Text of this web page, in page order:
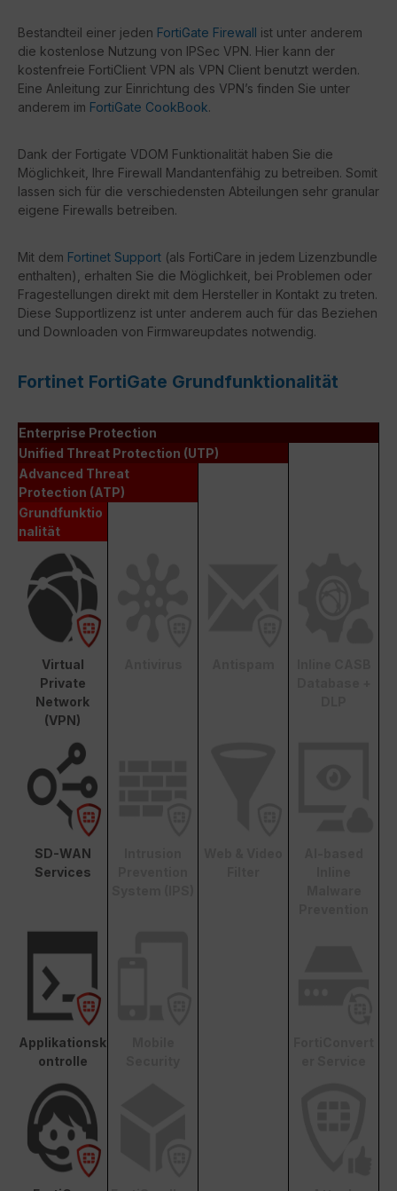
Bestandteil einer jeden FortiGate Firewall ist unter anderem
die kostenlose Nutzung von IPSec VPN. Hier kann der
kostenfreie FortiClient VPN als VPN Client benutzt werden.
Eine Anleitung zur Einrichtung des VPN’s finden Sie unter
anderem im FortiGate CookBook.
Dank der Fortigate VDOM Funktionalität haben Sie die
Möglichkeit, Ihre Firewall Mandantenfähig zu betreiben. Somit
lassen sich für die verschiedensten Abteilungen sehr granular
eigene Firewalls betreiben.
Mit dem Fortinet Support (als FortiCare in jedem Lizenzbundle
enthalten), erhalten Sie die Möglichkeit, bei Problemen oder
Fragestellungen direkt mit dem Hersteller in Kontakt zu treten.
Diese Supportlizenz ist unter anderem auch für das Beziehen
und Downloaden von Firmwareupdates notwendig.
Fortinet FortiGate Grundfunktionalität
Enterprise Protection
Unified Threat Protection (UTP)
Advanced Threat
Protection (ATP)
Grundfunktio
nalität
Virtual
Private
Network
(VPN)
SD-WAN
Services
Applikationsk
ontrolle